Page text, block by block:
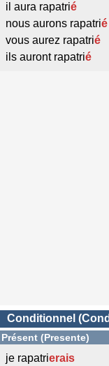
il aura rapatrié
nous aurons rapatrié
vous aurez rapatrié
ils auront rapatrié
Conditionnel
Présent (Presente)
je rapatrierais